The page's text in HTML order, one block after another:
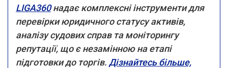
LIGA360надає комплексні інструменти для
перевірки юридичного статусу активів,
аналізу судових справ та моніторингу
репутації, що є незамінноюна етапі
підготовки до торгів. Дізнайтесь більше,